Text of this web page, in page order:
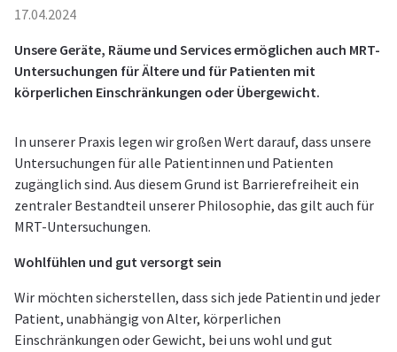
17.04.2024
Unsere Geräte, Räume und Services ermöglichen auch MRT-
Untersuchungen für Ältere und für Patienten mit
körperlichen Einschränkungen oder Übergewicht.
In unserer Praxis legen wir großen Wert darauf, dass unsere
Untersuchungen für alle Patientinnen und Patienten
zugänglich sind. Aus diesem Grund ist Barrierefreiheit ein
zentraler Bestandteil unserer Philosophie, das gilt auch für
MRT-Untersuchungen.
Wohlfühlen und gut versorgt sein
Wir möchten sicherstellen, dass sich jede Patientin und jeder
Patient, unabhängig von Alter, körperlichen
Einschränkungen oder Gewicht, bei uns wohl und gut